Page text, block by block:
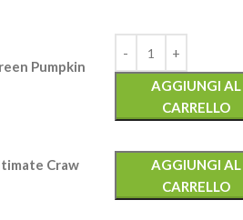
Pumpkin
AGGIUNGI AL
CARRELLO
Craw
AGGIUNGI AL
CARRELLO